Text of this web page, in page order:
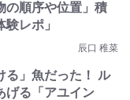
の順序や位置」積
レポ」
辰口 稚菜
る」魚だった！ ル
げる「アユイン